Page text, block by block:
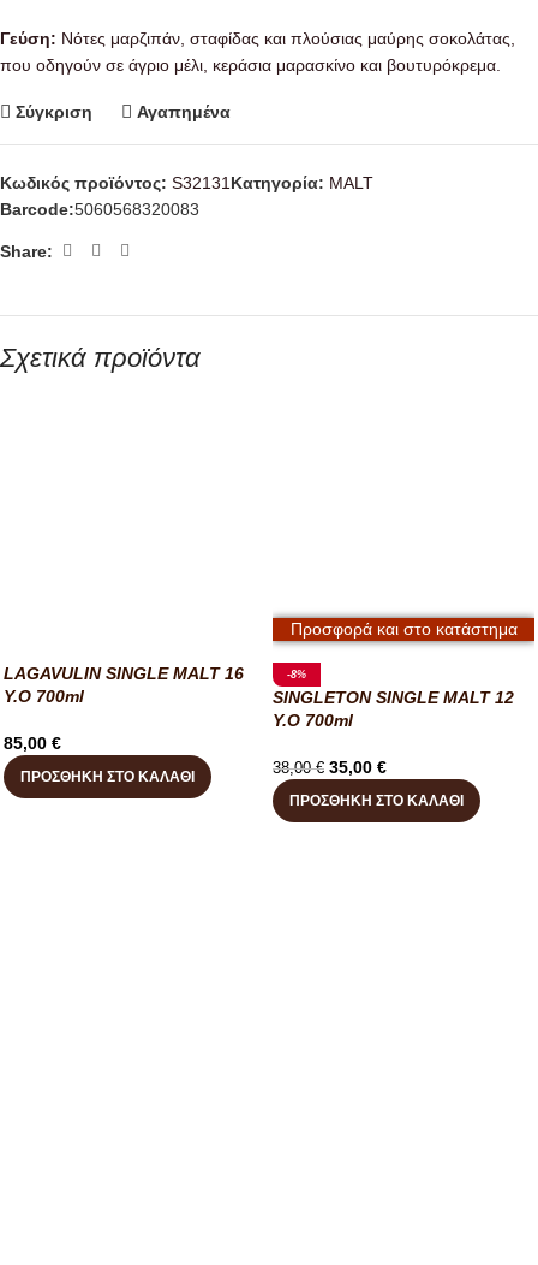
Γεύση: Νότες μαρζιπάν, σταφίδας και πλούσιας μαύρης σοκολάτας,
που οδηγούν σε άγριο μέλι, κεράσια μαρασκίνο και βουτυρόκρεμα.
Σύγκριση Αγαπημένα
Κωδικός προϊόντος: S32131Κατηγορία: MALT
Barcode:5060568320083
Share:
Σχετικά προϊόντα
LAGAVULIN SINGLE MALT 16
Y.O 700ml
85,00 €
ΠΡΟΣΘΉΚΗ ΣΤΟ ΚΑΛΆΘΙ
Προσφορά και στο κατάστημα
-8%
SINGLETON SINGLE MALT 12
Y.O 700ml
38,00€ 35,00 €
ΠΡΟΣΘΉΚΗ ΣΤΟ ΚΑΛΆΘΙ